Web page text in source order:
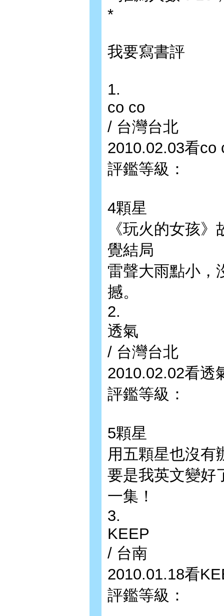
*
我要寫書評
1.
co co
/ 台灣台北
2010.02.03看co
評鑑等級：
4顆星
《玩火的女孩
覺結局
雷聲大雨點小，
撼。
2.
透氣
/ 台灣台北
2010.02.02看透
評鑑等級：
5顆星
用五顆星也沒有
要是我英文變好
一集！
3.
KEEP
/ 台南
2010.01.18看
評鑑等級：